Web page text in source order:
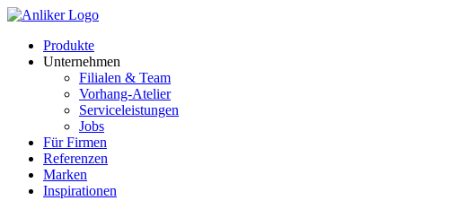
Produkte
Unternehmen
Filialen & Team
Vorhang-Atelier
Serviceleistungen
Jobs
Für Firmen
Referenzen
Marken
Inspirationen